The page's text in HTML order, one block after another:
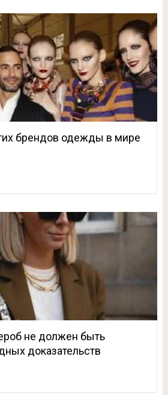
брендов одежды в мире
не должен быть
доказательств